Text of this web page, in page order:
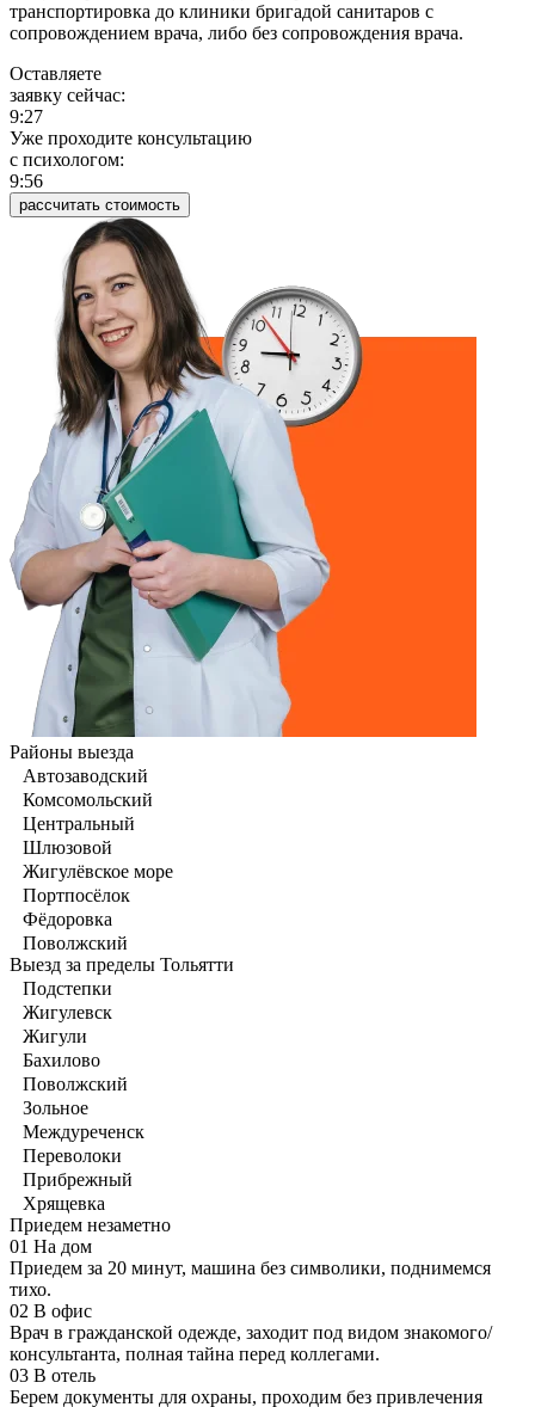
транспортировка до клиники бригадой санитаров с
сопровождением врача, либо без сопровождения врача.
Оставляете
заявку сейчас:
9:27
Уже проходите консультацию
c психологом:
9:56
рассчитать стоимость
Районы выезда
Автозаводский
Комсомольский
Центральный
Шлюзовой
Жигулёвское море
Портпосёлок
Фёдоровка
Поволжский
Выезд за пределы Тольятти
Подстепки
Жигулевск
Жигули
Бахилово
Поволжский
Зольное
Междуреченск
Переволоки
Прибрежный
Хрящевка
Приедем незаметно
01 На дом
Приедем за 20 минут, машина без символики, поднимемся
тихо.
02 В офис
Врач в гражданской одежде, заходит под видом знакомого/
консультанта, полная тайна перед коллегами.
03 В отель
Берем документы для охраны, проходим без привлечения